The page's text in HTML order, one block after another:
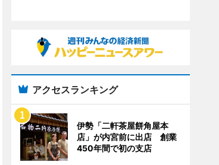
アクセスランキング
伊勢「二軒茶屋餅角屋本
店」が内宮前に出店 創業
450年間で初の支店